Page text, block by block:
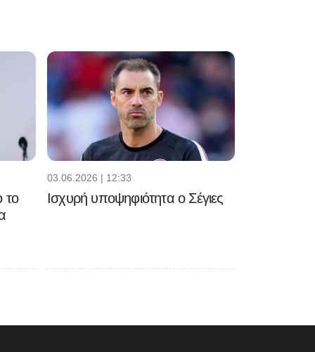
το
03.06.2026 | 12:33
Ισχυρή υποψηφιότητα ο Σέγιες